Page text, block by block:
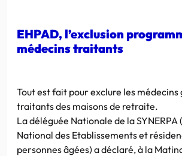
EHPAD, l’exclusion
médecins traitants
Tout est fait pour exclure les
traitants des maisons de retraite.
La déléguée Nationale de la SYNERPA
National des Etablissements et
personnes âgées) a déclaré, à la